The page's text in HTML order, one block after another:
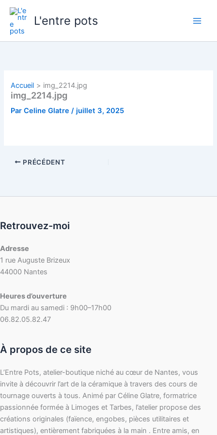
Aller
contenu
L'entre pots
Accueil img_2214.jpg
img_2214.jpg
ParCeline Glatre/ juillet 3, 2025
PRÉCÉDENT
Retrouvez-moi
Adresse
1 rue Auguste Brizeux
44000 Nantes
Heures d’ouverture
Du mardi au samedi : 9h00–17h00
06.82.05.82.47
À propos de ce site
L’Entre Pots, atelier-boutique niché au cœur de Nantes, vous
invite à découvrir l’art de la céramique à travers des cours de
tournage ouverts à tous. Animé par Céline Glatre, formatrice
passionnée formée à Limoges et Tarbes, l’atelier propose des
créations originales (faïence, engobes, pièces utilitaires et
artistiques), entièrement fabriquées à la main . Entre amis, en